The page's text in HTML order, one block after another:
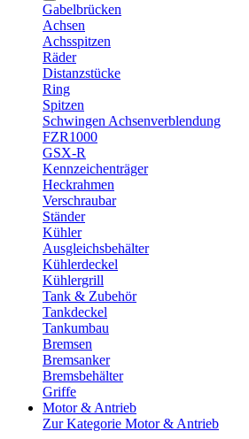
Gabelbrücken
Achsen
Achsspitzen
Räder
Distanzstücke
Ring
Spitzen
Schwingen Achsenverblendung
FZR1000
GSX-R
Kennzeichenträger
Heckrahmen
Verschraubar
Ständer
Kühler
Ausgleichsbehälter
Kühlerdeckel
Kühlergrill
Tank & Zubehör
Tankdeckel
Tankumbau
Bremsen
Bremsanker
Bremsbehälter
Griffe
Motor & Antrieb
Zur Kategorie Motor & Antrieb